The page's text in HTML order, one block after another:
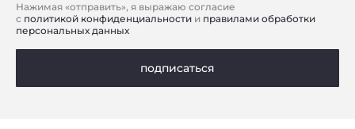
Нажимая «отправить», я выражаю согласие
с политикой конфиденциальности и правилами обработки
персональных данных
подписаться